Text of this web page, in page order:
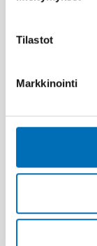
Tilastot
Markkinointi
Neljäs